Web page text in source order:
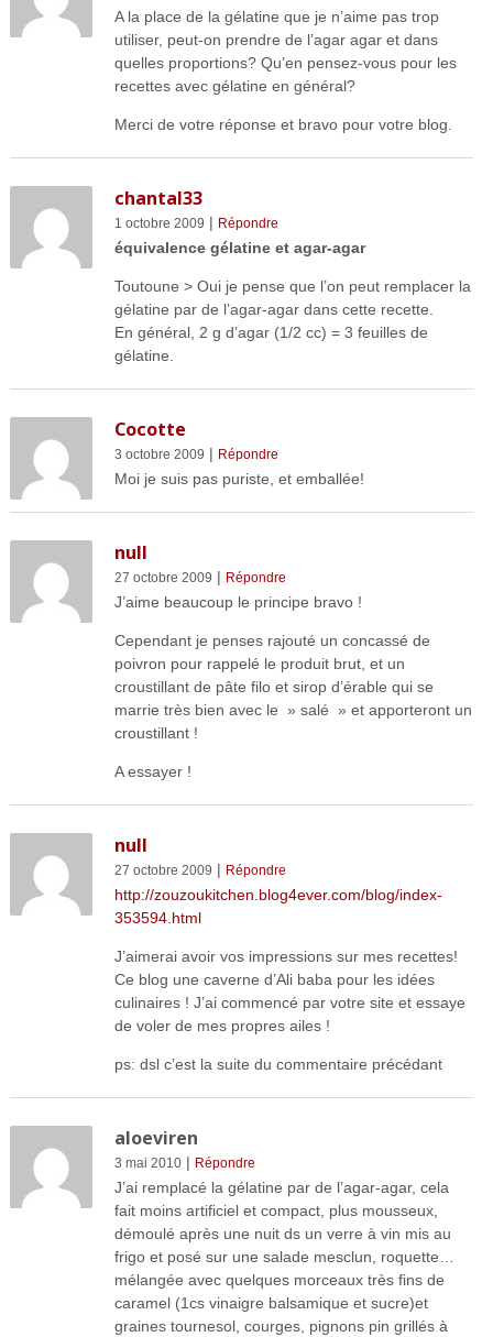
A la place de la gélatine que je n’aime pas trop
utiliser, peut-on prendre de l’agar agar et dans
quelles proportions? Qu’en pensez-vous pour les
recettes avec gélatine en général?
Merci de votre réponse et bravo pour votre blog.
chantal33
1 octobre 2009 | Répondre
équivalence gélatine et agar-agar
Toutoune > Oui je pense que l’on peut remplacer la
gélatine par de l’agar-agar dans cette recette.
En général, 2 g d’agar (1/2 cc) = 3 feuilles de
gélatine.
Cocotte
3 octobre 2009 | Répondre
Moi je suis pas puriste, et emballée!
null
27 octobre 2009 | Répondre
J’aime beaucoup le principe bravo !
Cependant je penses rajouté un concassé de
poivron pour rappelé le produit brut, et un
croustillant de pâte filo et sirop d’érable qui se
marrie très bien avec le » salé » et apporteront un
croustillant !
A essayer !
null
27 octobre 2009 | Répondre
http://zouzoukitchen.blog4ever.com/blog/index-
353594.html
J’aimerai avoir vos impressions sur mes recettes!
Ce blog une caverne d’Ali baba pour les idées
culinaires ! J’ai commencé par votre site et essaye
de voler de mes propres ailes !
ps: dsl c’est la suite du commentaire précédant
aloeviren
3 mai 2010| Répondre
J’ai remplacé la gélatine par de l’agar-agar, cela
fait moins artificiel et compact, plus mousseux,
démoulé après une nuit ds un verre à vin mis au
frigo et posé sur une salade mesclun, roquette…
mélangée avec quelques morceaux très fins de
caramel (1cs vinaigre balsamique et sucre)et
graines tournesol, courges, pignons pin grillés à